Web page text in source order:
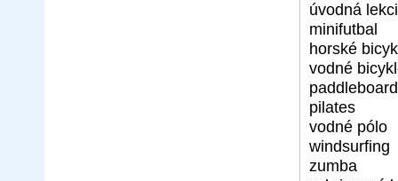
úvodná
minifutbal
horské
vodné
paddleboard
pilates
vodné pólo
windsurfing
zumba